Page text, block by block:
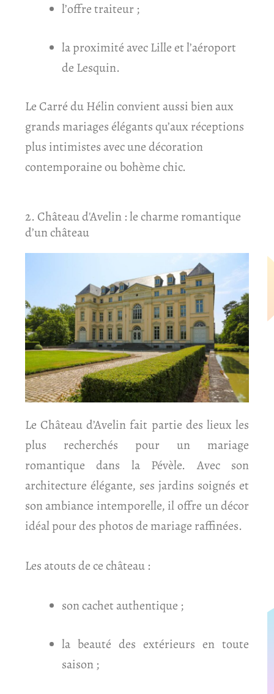
l’offre traiteur ;
la proximité avec Lille et l’aéroport
de Lesquin.
Le Carré du Hélin convient aussi bien aux
grands mariages élégants qu’aux réceptions
plus intimistes avec une décoration
contemporaine ou bohème chic.
2. Château d'Avelin : le charme romantique
d’un château
Le Château d’Avelin fait partie des lieux les
plus recherchés pour un mariage
romantique dans la Pévèle. Avec son
architecture élégante, ses jardins soignés et
son ambiance intemporelle, il offre un décor
idéal pour des photos de mariage raffinées.
Les atouts de ce château :
son cachet authentique ;
la beauté des extérieurs en toute
saison ;